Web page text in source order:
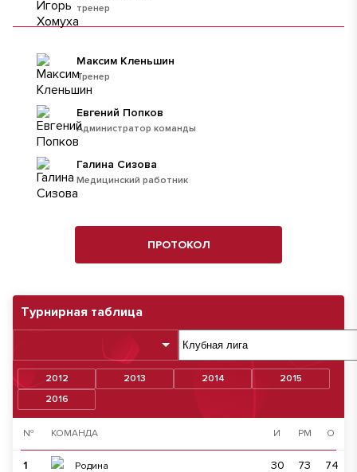
Турнирная таблица
2012 2013 2014
2015
2016
№ КОМАНДА И РМ О
1 Родина 30 73 74
тренер
Тренер
Максим Кленьшин
Администратор команды
Евгений Попков
Медицинский работник
Галина Сизова
ПРОТОКОЛ